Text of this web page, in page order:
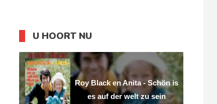
U HOORT NU
Roy Black en Anita - Schön is
es auf der welt zu sein